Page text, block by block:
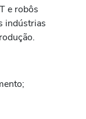
e robôs
indústrias